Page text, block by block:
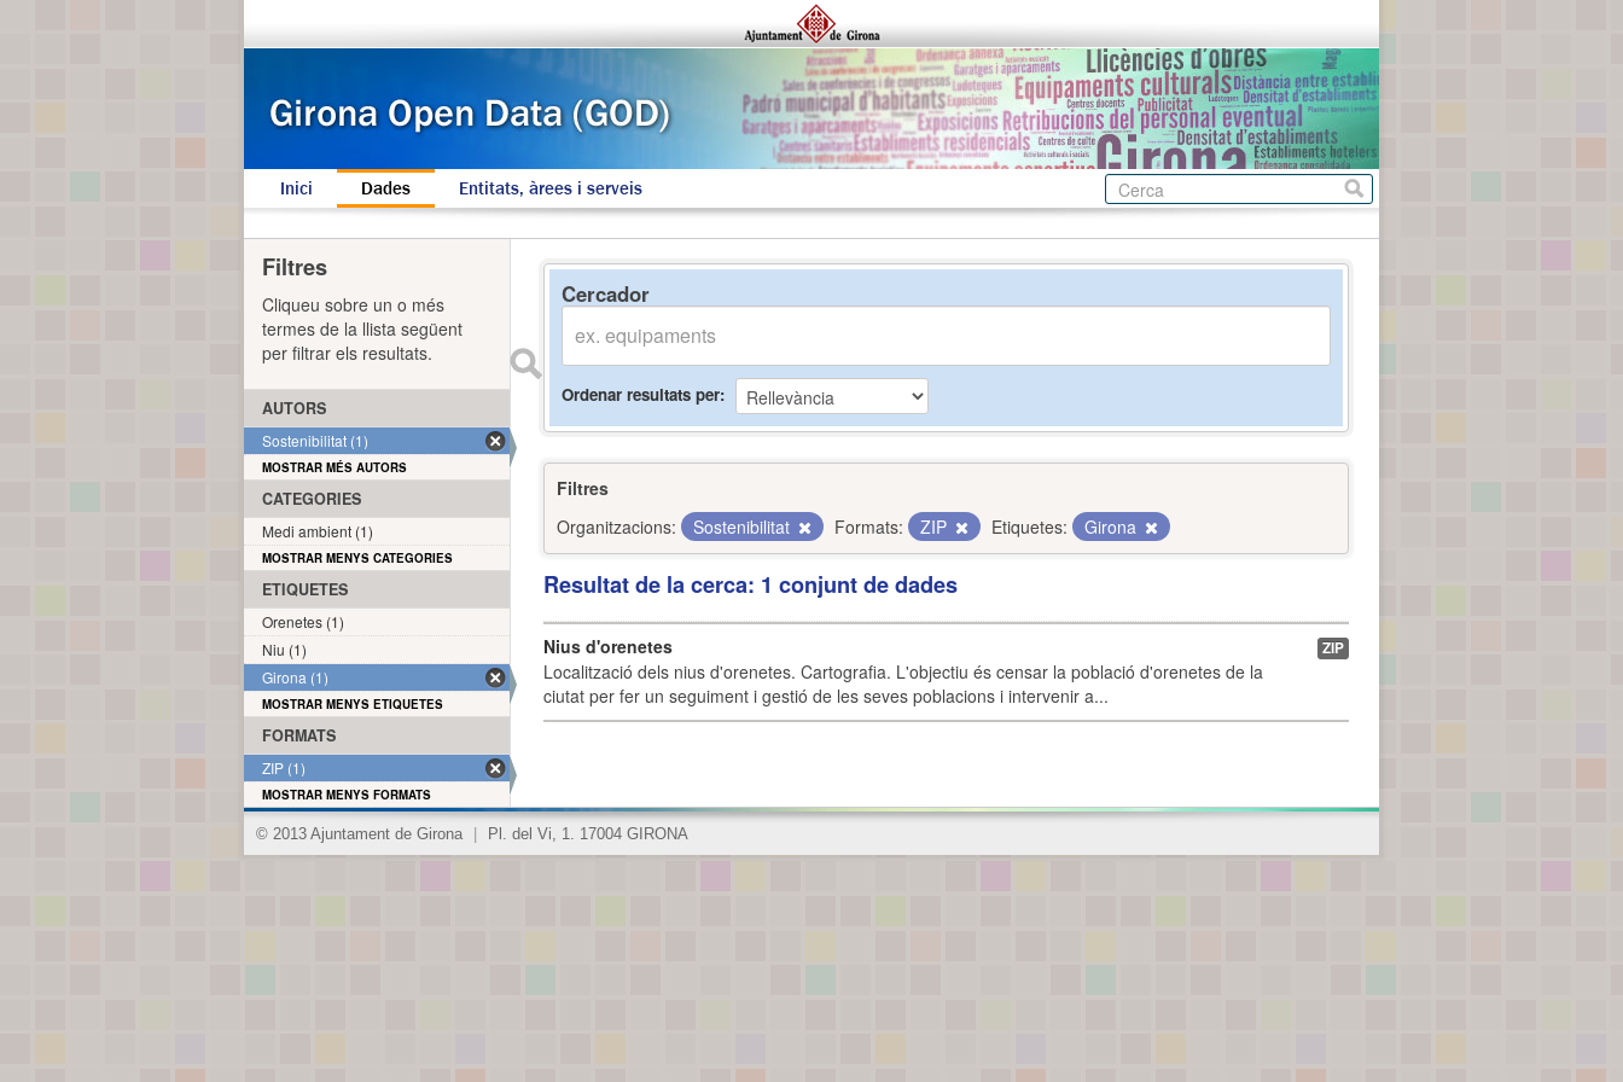
Inici Dades Entitats, àrees i serveis
Cercador
Ordenar resultats per
Filtres
Organitzacions:
Sostenibilitat Formats: ZIP Etiquetes: Girona
Resultat de la cerca: 1 conjunt de dades
Nius d'orenetes
Localització dels nius d'orenetes. Cartografia. L'objectiu és censar la població d'orenetes de la
ciutat per fer un seguiment i gestió de les seves poblacions i intervenir a...
ZIP
Filtres
Cliqueu sobre un o més
termes de la llista següent
per filtrar els resultats.
AUTORS
Sostenibilitat (1)
MOSTRAR MÉS AUTORS
CATEGORIES
Medi ambient (1)
MOSTRAR MENYS CATEGORIES
ETIQUETES
Orenetes (1)
Niu (1)
Girona (1)
MOSTRAR MENYS ETIQUETES
FORMATS
ZIP (1)
MOSTRAR MENYS FORMATS
© 2013 Ajuntament de Girona Pl. del Vi, 1. 17004 GIRONA